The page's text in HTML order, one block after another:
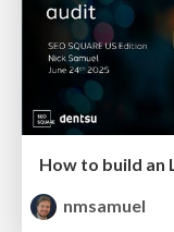
nmsamuel